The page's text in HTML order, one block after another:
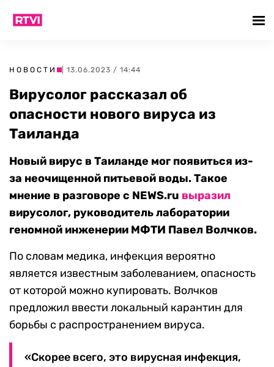
НОВОСТИ | 13.06.2023 / 14:44
Вирусолог рассказал об
опасности нового вируса из
Таиланда
Новый вирус в Таиланде мог появиться из-
за неочищенной питьевой воды. Такое
мнение в разговоре с NEWS.ru выразил
вирусолог, руководитель лаборатории
геномной инженерии МФТИ Павел Волчков.
По словам медика, инфекция вероятно
является известным заболеванием, опасность
от которой можно купировать. Волчков
предложил ввести локальный карантин для
борьбы с распространением вируса.
«Скорее всего, это вирусная инфекция,